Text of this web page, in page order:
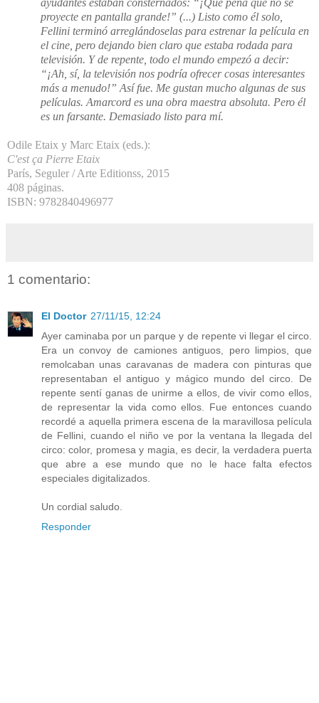
ayudantes estaban consternados: “¡Qué pena que no se
proyecte en pantalla grande!” (...) Listo como él solo,
Fellini terminó arreglándoselas para estrenar la película en
el cine, pero dejando bien claro que estaba rodada para
televisión. Y de repente, todo el mundo empezó a decir:
“¡Ah, sí, la televisión nos podría ofrecer cosas interesantes
más a menudo!” Así fue. Me gustan mucho algunas de sus
películas.Amarcord es una obra maestra absoluta. Pero él
es un farsante. Demasiado listo para mí.
Odile Etaix y Marc Etaix (eds.):
C'est ça Pierre Etaix
París, Seguler / Arte Editionss, 2015
408 páginas.
ISBN: 9782840496977
1 comentario:
El Doctor 27/11/15, 12:24
Ayer caminaba por un parque y de repente vi llegar el circo.
Era un convoy de camiones antiguos, pero limpios, que
remolcaban unas caravanas de madera con pinturas que
representaban el antiguo y mágico mundo del circo. De
repente sentí ganas de unirme a ellos, de vivir como ellos,
de representar la vida como ellos. Fue entonces cuando
recordé a aquella primera escena de la maravillosa película
de Fellini, cuando el niño ve por la ventana la llegada del
circo: color, promesa y magia, es decir, la verdadera puerta
que abre a ese mundo que no le hace falta efectos
especiales digitalizados.
Un cordial saludo.
Responder